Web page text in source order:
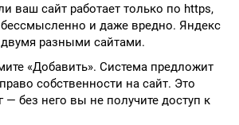
ваш сайт работает только по https,
и даже вредно. Яндекс
двумя разными сайтами.
«Добавить». Система предложит
собственности на сайт. Это
— без него вы не получите доступ к